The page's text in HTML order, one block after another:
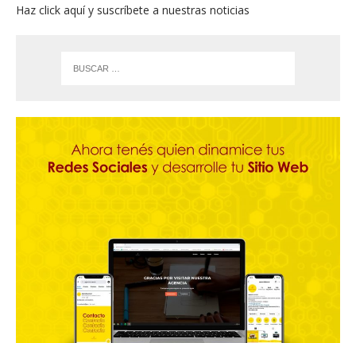
Haz click aquí y suscríbete a nuestras noticias